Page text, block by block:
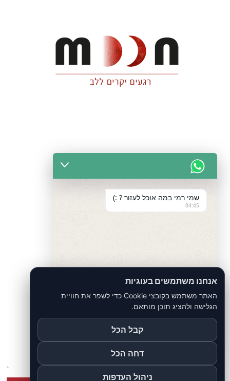
חייגו אלינו 055-9704556
אנחנו משתמשים בעוגיות
האתר משתמש בקובצי Cookie כדי לשפר את חוויית
הגלישה ולהציג תוכן מותאם.
קבל הכל
דחה הכל
ניהול העדפות
שמי רמי במה אוכל לעזור ? :)
04:45
Message